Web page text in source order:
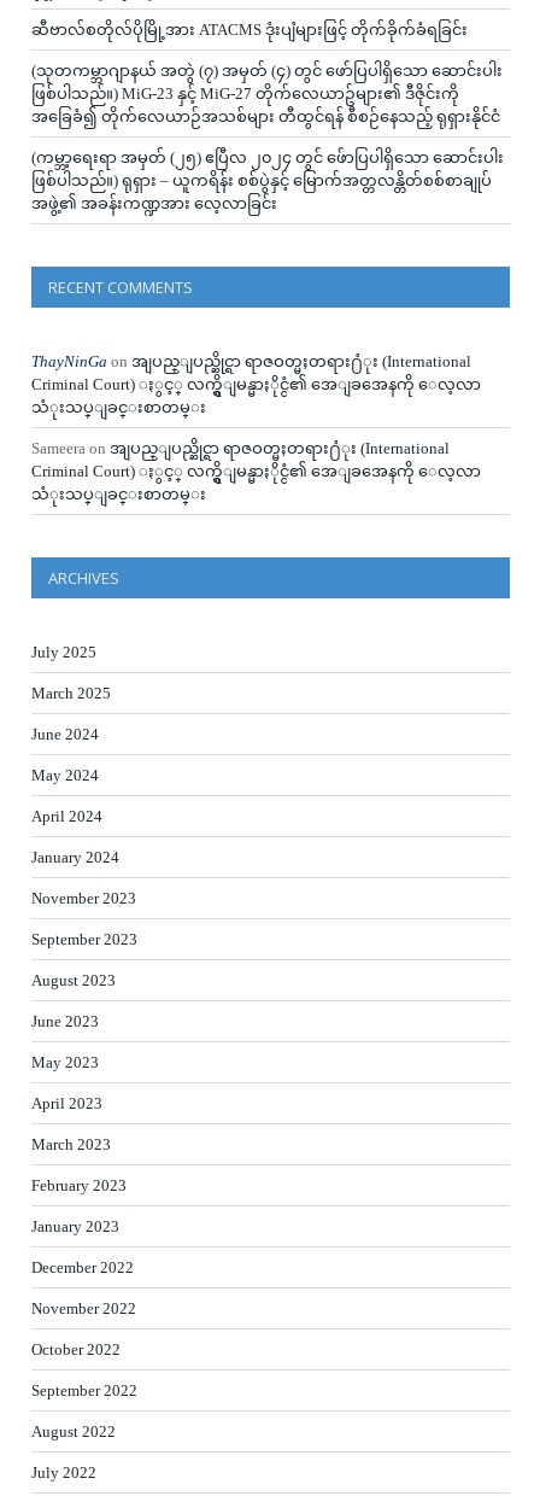
ဆီဗာလ်စတိုလ်ပိုမြို့အား ATACMS ဒုံးပျံများဖြင့် တိုက်ခိုက်ခံရခြင်း
(သုတကမ္ဘာဂျာနယ် အတွဲ (၇) အမှတ် (၄) တွင် ဖော်ပြပါရှိသော ဆောင်းပါး
ဖြစ်ပါသည်။) MiG-23 နှင့် MiG-27 တိုက်လေယာဥ်များ၏ ဒီဇိုင်းကို
အခြေခံ၍ တိုက်လေယာဉ်အသစ်များ တီထွင်ရန် စီစဉ်နေသည့် ရုရှားနိုင်ငံ
(ကမ္ဘာ့ရေးရာ အမှတ် (၂၅) ဧပြီလ ၂၀၂၄ တွင် ဖ်ောပြပါရှိသော ဆောင်းပါး
ဖြစ်ပါသည်။) ရုရှား – ယူကရိန်း စစ်ပွဲနှင့် မြောက်အတ္တလန္တိတ်စစ်စာချုပ်
အဖွဲ့၏ အခန်းကဏ္ဍအား လေ့လာခြင်း
RECENT COMMENTS
ThayNinGa on အျပည္ျပည္ဆိုင္ရာ ရာဇဝတ္မႈတရား႐ံုး (International
Criminal Court) ႏွင့္ လက္ရွိျမန္မာႏိုင္ငံ၏ အေျခအေနကို ေလ့လာ
သံုးသပ္ျခင္းစာတမ္း
Sameera on အျပည္ျပည္ဆိုင္ရာ ရာဇဝတ္မႈတရား႐ံုး (International
Criminal Court) ႏွင့္ လက္ရွိျမန္မာႏိုင္ငံ၏ အေျခအေနကို ေလ့လာ
သံုးသပ္ျခင္းစာတမ္း
ARCHIVES
July 2025
March 2025
June 2024
May 2024
April 2024
January 2024
November 2023
September 2023
August 2023
June 2023
May 2023
April 2023
March 2023
February 2023
January 2023
December 2022
November 2022
October 2022
September 2022
August 2022
July 2022